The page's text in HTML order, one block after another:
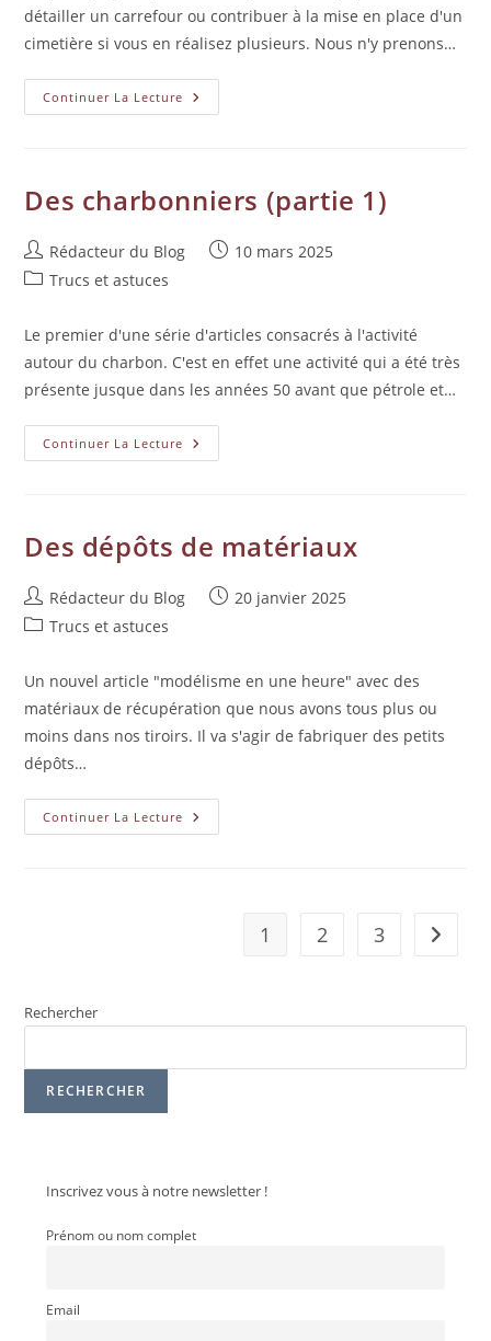
détailler un carrefour ou contribuer à la mise en place d'un
cimetière si vous en réalisez plusieurs. Nous n'y prenons…
Continuer La Lecture
Des charbonniers (partie 1)
Rédacteur du Blog
10 mars 2025
Trucs et astuces
Le premier d'une série d'articles consacrés à l'activité
autour du charbon. C'est en effet une activité qui a été très
présente jusque dans les années 50 avant que pétrole et…
Continuer La Lecture
Des dépôts de matériaux
Rédacteur du Blog
20 janvier 2025
Trucs et astuces
Un nouvel article "modélisme en une heure" avec des
matériaux de récupération que nous avons tous plus ou
moins dans nos tiroirs. Il va s'agir de fabriquer des petits
dépôts…
Continuer La Lecture
1 2 3
Rechercher
RECHERCHER
Inscrivez vous à notre newsletter !
Prénom ou nom complet
Email